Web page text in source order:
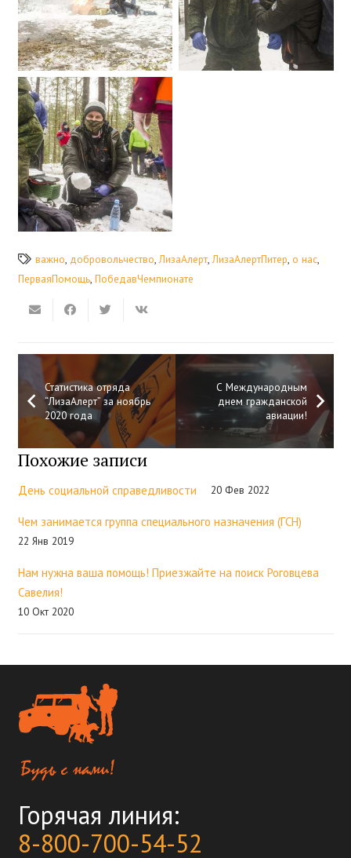
важно добровольчество ЛизаАлерт, ЛизаАлертПитер о нас,
ПерваяПомощь, ПобедавЧемпионате
Статистика отряда
“ЛизаАлерт” за ноябрь
2020 года
С Международным
днем гражданской
авиации!
Похожие записи
День социальной справедливости 20 Фев 2022
Чем занимается группа специального назначения (ГСН)
22 Янв 2019
Нам нужна ваша помощь! Приезжайте на поиск Роговцева
Савелия!
10 Окт 2020
Горячая линия:
8-800-700-54-52